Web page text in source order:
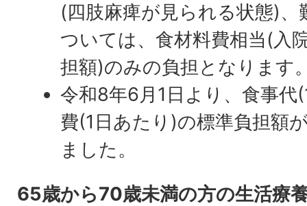
(四肢麻痺が見られる状態)
ついては、食材料費相当(入
担額)のみの負担となります
令和8年6月1日より、食事
費(1日あたり)の標準負担額
ました。
65歳から70歳未満の方の生活療